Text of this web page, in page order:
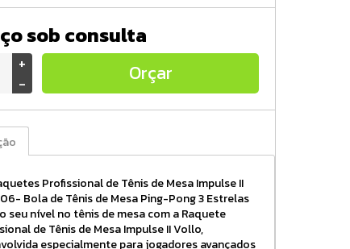
sob consulta
+
-
Orçar
Profissional de Tênis de Mesa Impulse II
Bola de Tênis de Mesa Ping-Pong 3 Estrelas
seu nível no tênis de mesa com a Raquete
de Tênis de Mesa Impulse II Vollo,
especialmente para jogadores avançados